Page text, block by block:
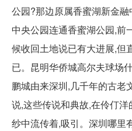
公园?那边原属香蜜湖新金
中央公园连通香蜜湖公园,前
候收回土地说已有大进展,但
已。昆明华侨城高尔夫球场
鹏城由来深圳,几千年的古老
说,这些传说和典故,在伶仃
纱中流传着,吸引。深圳哪里